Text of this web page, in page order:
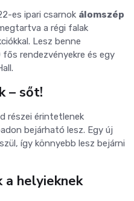
es ipari csarnok álomszép
a régi falak
Lesz benne
rendezvényekre és egy
– sőt!
részei érintetlenek
bejárható lesz. Egy új
így könnyebb lesz bejárni
a helyieknek